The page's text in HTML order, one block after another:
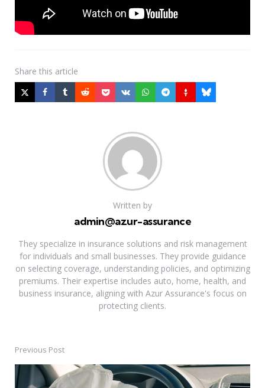
Share this article
Written by
admin@azur-assurance
They specialize in insurance solutions and risk management
for individuals and small businesses. They provide guidance
on selecting coverage, understanding policies, and optimizing
premiums. Their expertise includes auto, home, health, and
business insurance, aligning with Azur Assurance's focus on
protecting clients.
Post
navigation
Previous Post